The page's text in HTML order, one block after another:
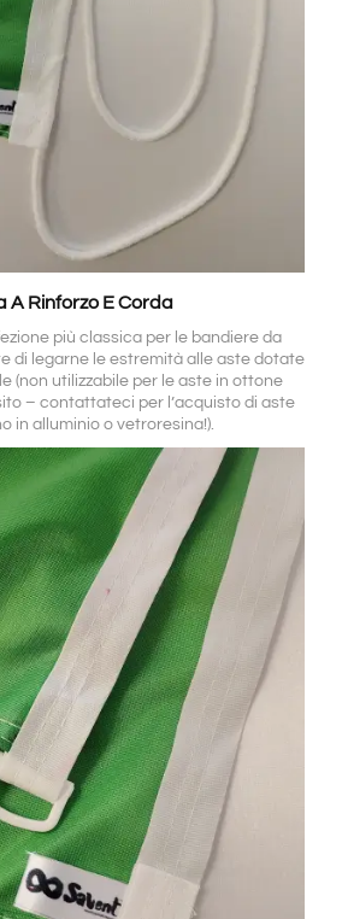
A Rinforzo E Corda
più classica per le bandiere da
di legarne le estremità alle aste dotate
(non utilizzabile per le aste in ottone
– contattateci per l’acquisto di aste
in alluminio o vetroresina!).